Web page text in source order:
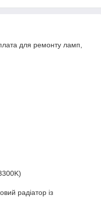
для ремонту ламп,
радіатор із